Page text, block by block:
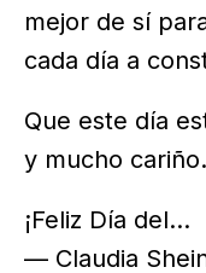
mejor de sí
cada día a
Que este día
y mucho cariño.
¡Feliz Día del…
— Claudia